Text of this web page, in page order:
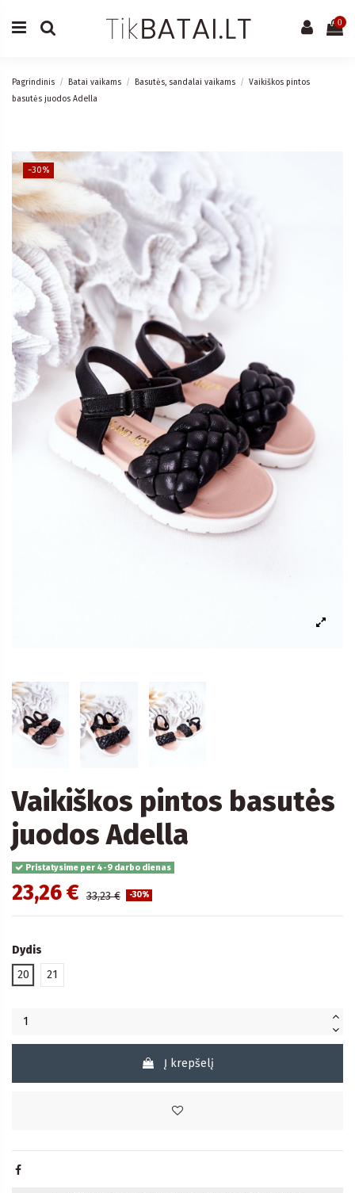
0
Pagrindinis Batai vaikams Basutės, sandalai vaikams
Vaikiškos pintos
basutės juodos Adella
−30%
Vaikiškos pintos basutės
juodos Adella
Pristatysime per 4-9 darbo dienas
23,26 € 33,23 € -30%
Dydis
20
21
Į krepšelį